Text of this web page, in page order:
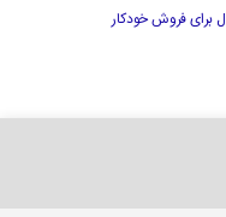
برای فروش خودکار